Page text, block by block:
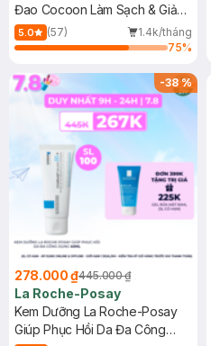
Đao Cocoon Làm Sạch & Giảm
Dầu 500ml
5.0 (57)
1.4k/tháng
75%
-38%
278.000 ₫445.000 ₫
La Roche-Posay
Kem Dưỡng La Roche-Posay
Giúp Phục Hồi Da Đa Công